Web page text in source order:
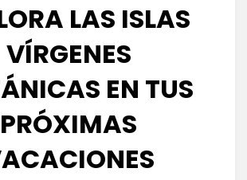
LAS ISLAS
VÍRGENES
EN TUS
PRÓXIMAS